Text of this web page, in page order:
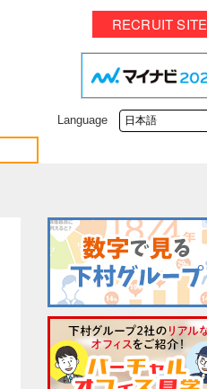
RECRUIT SITE
Language